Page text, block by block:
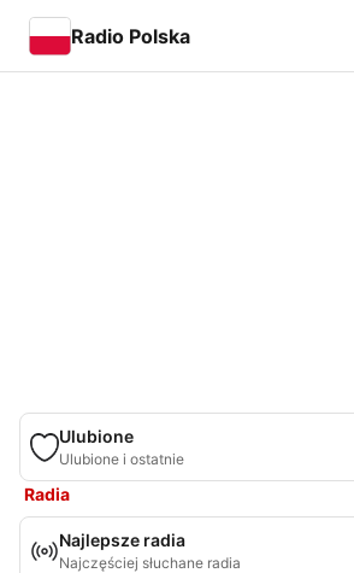
Radio Polska
Ulubione
Ulubione i ostatnie
Radia
Najlepsze radia
Najczęściej słuchane radia